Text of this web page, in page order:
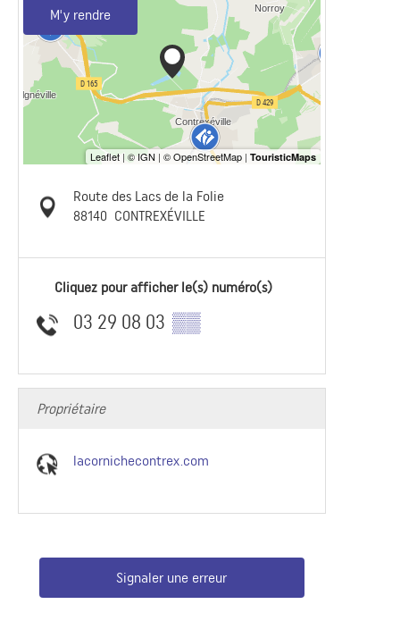
M'y rendre
Route des Lacs de la Folie
88140 CONTREXÉVILLE
Cliquez pour afficher le(s) numéro(s)
03 29 08 03 ▒▒
Propriétaire
lacornichecontrex.com
Signaler une erreur